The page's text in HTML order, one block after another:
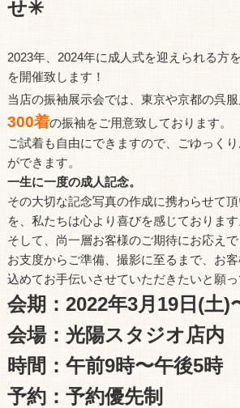
せ✳︎
2023年、2024年に成人式を迎えられる方
を開催致します！
当店の振袖展示会では、東京や京都の呉
300着の振袖をご用意致しております。
ご試着も自由にできますので、ごゆっく
ができます。
一生に一度の成人記念。
その大切な記念写真の作成に携わらせて
を、私たちは心より喜びを感じております
そして、尚一層お客様のご期待にお応えで
お支度からご準備、撮影に至るまで、お
込めてお手伝いさせていただきたいと願っ
会期：2022年3月19日(土)
会場：光陽スタジオ店内
時間：午前9時〜午後5時
予約：予約優先制